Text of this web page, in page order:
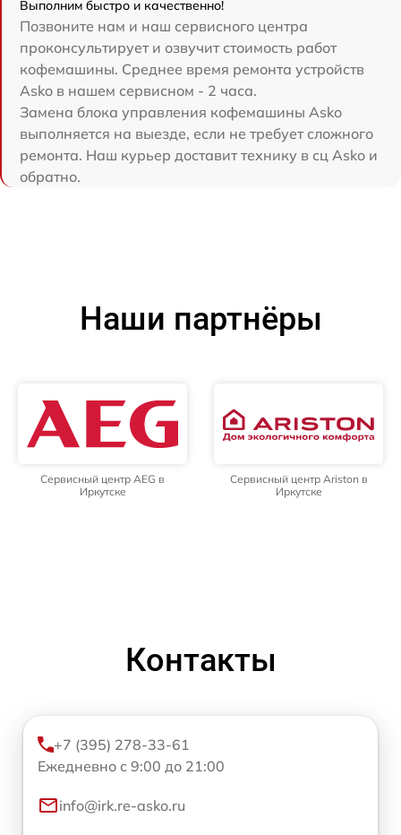
Выполним быстро и качественно!
Позвоните нам и наш сервисного центра
проконсультирует и озвучит стоимость работ
кофемашины. Среднее время ремонта устройств
Asko в нашем сервисном - 2 часа.
Замена блока управления кофемашины Asko
выполняется на выезде, если не требует сложного
ремонта. Наш курьер доставит технику в сц Asko и
обратно.
Наши партнёры
Сервисный центр AEG в
Иркутске
Сервисный центр Ariston в
Иркутске
Контакты
+7 (395) 278-33-61
Ежедневно с 9:00 до 21:00
info@irk.re-asko.ru